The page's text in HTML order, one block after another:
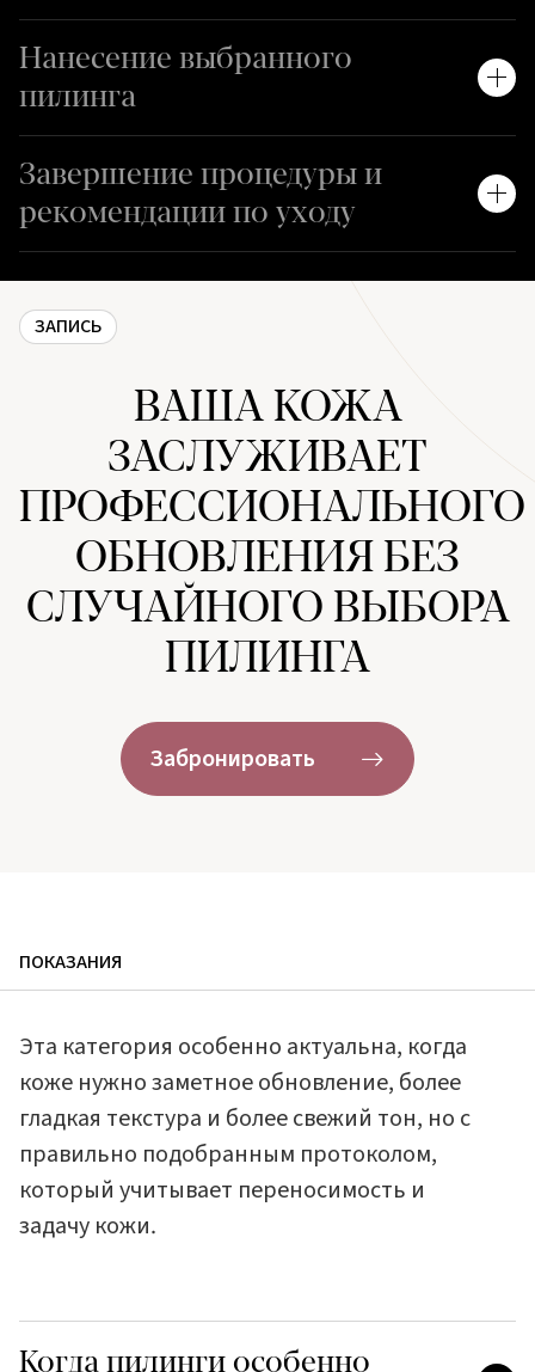
Нанесение выбранного
пилинга
Завершение процедуры и
рекомендации по уходу
ЗАПИСЬ
ВАША КОЖА
ЗАСЛУЖИВАЕТ
ПРОФЕССИОНАЛЬНОГО
ОБНОВЛЕНИЯ БЕЗ
СЛУЧАЙНОГО ВЫБОРА
ПИЛИНГА
Забронировать
ПОКАЗАНИЯ
Эта категория особенно актуальна, когда
коже нужно заметное обновление, более
гладкая текстура и более свежий тон, но с
правильно подобранным протоколом,
который учитывает переносимость и
задачу кожи.
Когда пилинги особенно